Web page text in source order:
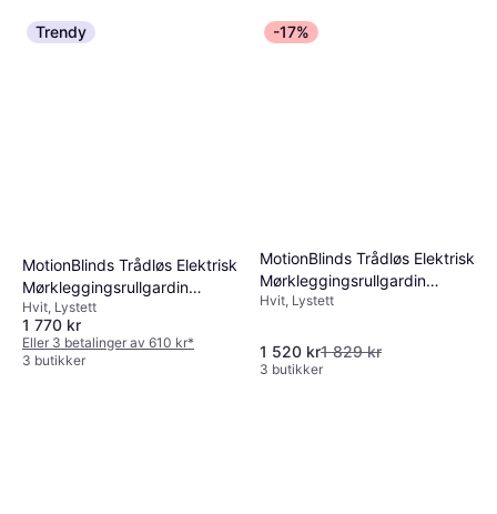
Trendy
MotionBlinds Trådløs Elektrisk
Mørkleggingsrullgardin
150x190cm
Hvit, Lystett
1 770 kr
Eller 3 betalinger av 610 kr*
3 butikker
-17%
MotionBlinds Trådløs Elektrisk
Mørkleggingsrullgardin
100x190cm
Hvit, Lystett
1 520 kr1 829 kr
3 butikker